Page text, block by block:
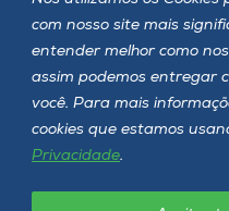
com nosso site mais
entender melhor como
assim podemos entregar
você. Para mais
cookies que estamos
Privacidade.